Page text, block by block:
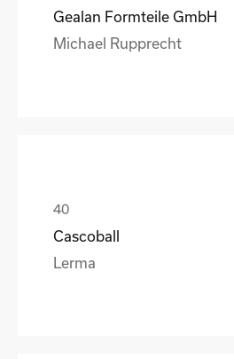
Gealan Formteile GmbH
Michael Rupprecht
Cascoball
Lerma